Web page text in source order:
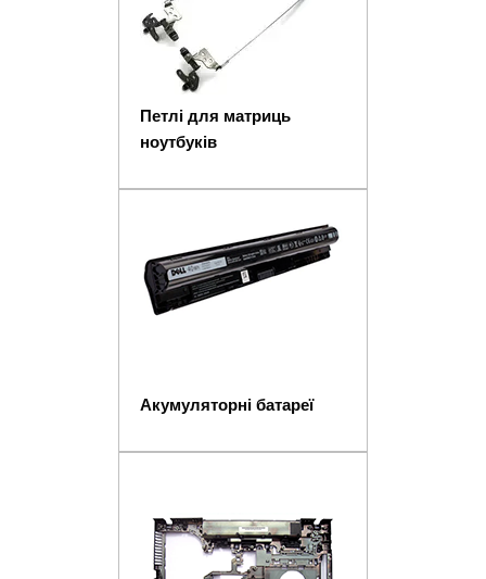
Петлі для матриць
ноутбуків
Акумуляторні батареї